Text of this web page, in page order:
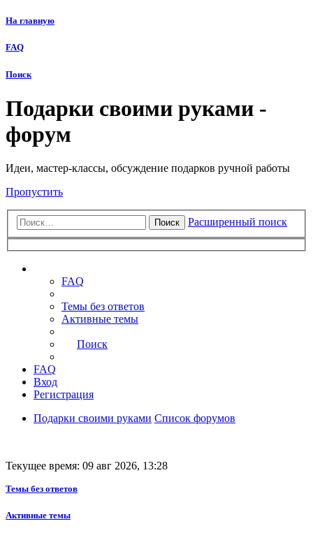
На главную
FAQ
Поиск
Подарки своими руками -
форум
Идеи, мастер-классы, обсуждение подарков ручной работы
Пропустить
Поиск Расширенный поиск
FAQ
Темы без ответов
Активные темы
Поиск
FAQ
Вход
Регистрация
Подарки своими руками Список форумов
Текущее время: 09 авг 2026, 13:28
Темы без ответов
Активные темы